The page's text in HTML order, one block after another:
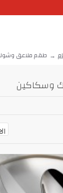
طقم ملاعق
وسكاكين